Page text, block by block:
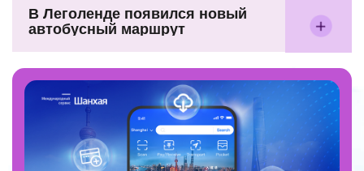
В Леголенде появился новый
автобусный маршрут